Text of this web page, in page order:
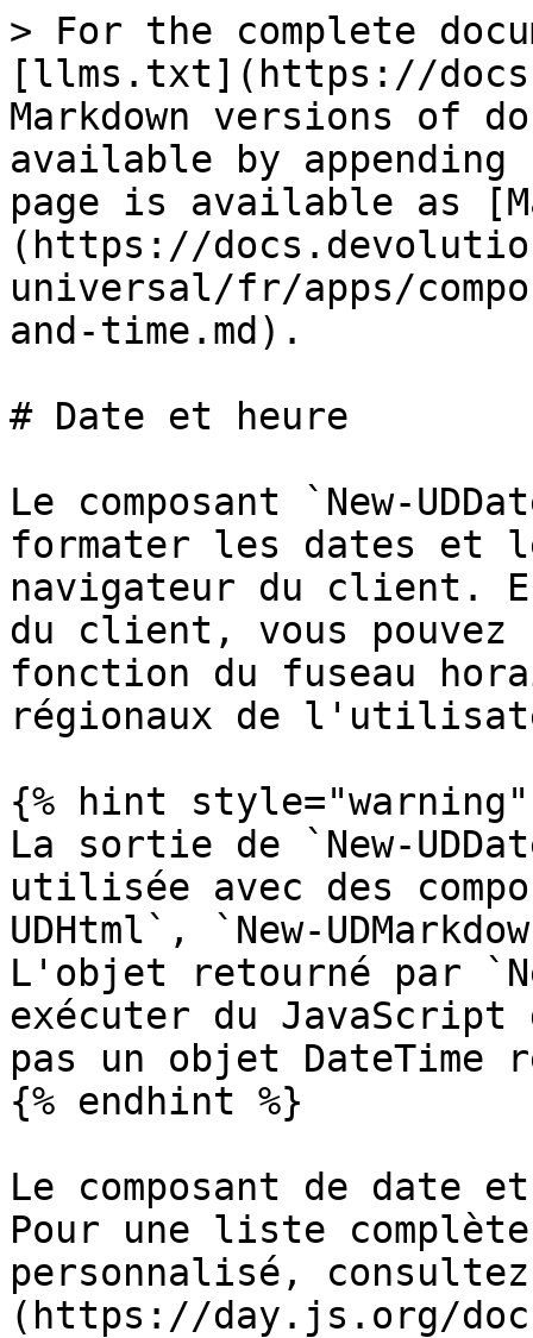
> For the complete
[llms.txt](https://
Markdown versions of
available by
page is available as
(https://
universal/fr/apps/
and-time.md).
# Date et heure
Le composant `New-
formater les dates et
navigateur du client.
du client, vous
fonction du fuseau
régionaux de
{% hint style="warning"
La sortie de `New-
utilisée avec des
UDHtml`, `New-
L'objet retourné par
exécuter du
pas un objet DateTime
{% endhint %}
Le composant de date
Pour une liste
personnalisé,
(https://day.js.org/